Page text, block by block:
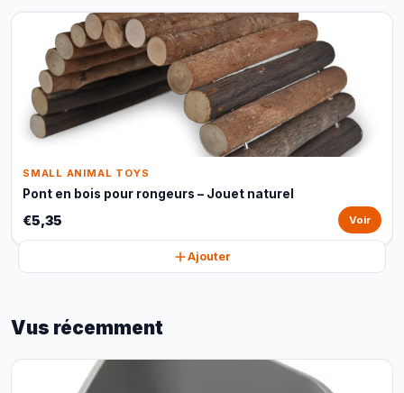
SMALL ANIMAL TOYS
Pont en bois pour rongeurs – Jouet naturel
€5,35 Voir
Ajouter
Vus récemment